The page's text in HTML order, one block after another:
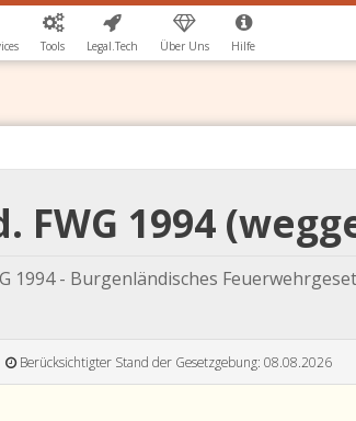
Tools Legal.Tech Über Uns Hilfe
FWG 1994
1994 - Burgenländisches
Berücksichtigter Stand der Gesetzgebung: 08.08.2026